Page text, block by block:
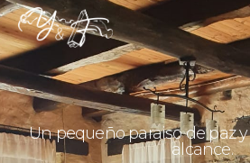
Un pequeño paraiso de paz
alcance.